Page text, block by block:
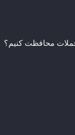
حملات محافظت کنیم؟